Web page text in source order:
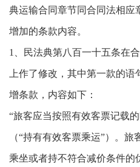
典运输合同章节同合同法相应
增加的条款内容。
1、民法典第八百一十五条在
上作了修改，其中第一款的
增条款，内容如下：
“旅客应当按照有效客票记载
（“持有有效客票乘运”）。
乘坐或者持不符合减价条件的